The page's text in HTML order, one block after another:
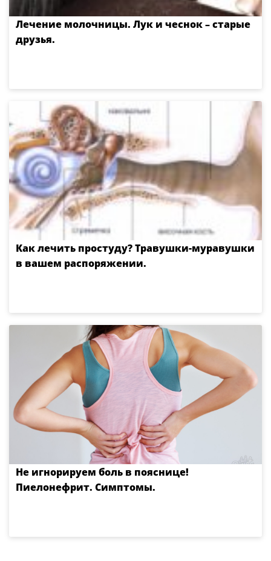
Лечение молочницы. Лук и чеснок – старые
друзья.
Как лечить простуду? Травушки-муравушки
в вашем распоряжении.
Не игнорируем боль в пояснице!
Пиелонефрит. Симптомы.